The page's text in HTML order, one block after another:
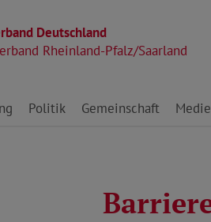
Deutschland
Rheinland-Pfalz/Saarland
den Inhalten springen
Politik Gemeinschaft